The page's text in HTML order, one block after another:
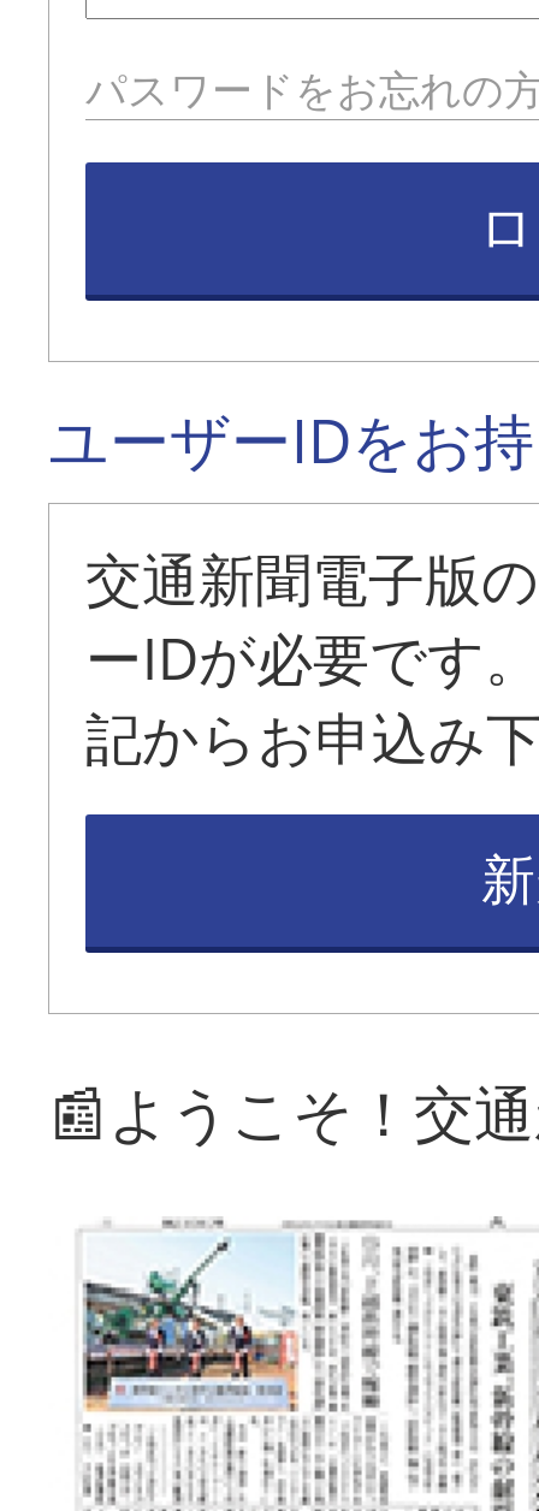
パスワードをお忘れの
ユーザーIDをお
交通新聞電子版
ーIDが必要です
記からお申込み
📰ようこそ！交